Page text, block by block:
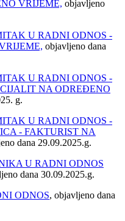
VRIJEME, objavljeno
U RADNI ODNOS -
objavljeno dana
U RADNI ODNOS -
NA ODREĐENO
g.
U RADNI ODNOS -
- FAKTURIST NA
dana 29.09.2025.g.
U RADNI ODNOS
dana 30.09.2025.g.
ODNOS, objavljeno dana